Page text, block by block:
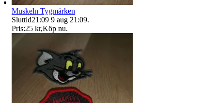
Muskeln Tygmärken
Sluttid21:09 9 aug 21:09.
Pris:25 kr,Köp nu.